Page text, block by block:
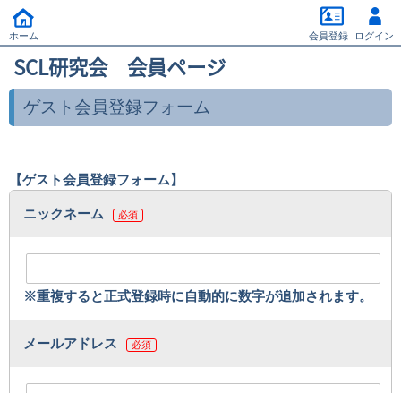
SCL研究会 会員ページ
ゲスト会員登録フォーム
【ゲスト会員登録フォーム】
ニックネーム 必須
※重複すると正式登録時に自動的に数字が追加されます。
メールアドレス 必須
ホーム 会員登録 ログイン